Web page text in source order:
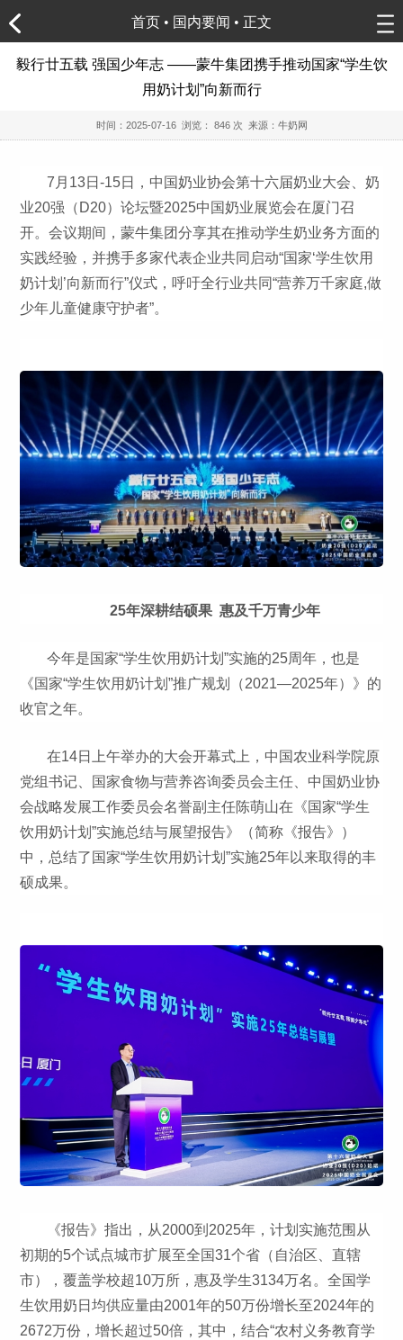
首页 • 国内要闻 • 正文
毅行廿五载 强国少年志 ——蒙牛集团携手推动国家“学生饮
用奶计划”向新而行
时间： 2025-07-16浏览： 846 次 来源：牛奶网
7月13日-15日，中国奶业协会第十六届奶业大会、奶
业20强（D20）论坛暨2025中国奶业展览会在厦门召
开。会议期间，蒙牛集团分享其在推动学生奶业务方面的
实践经验，并携手多家代表企业共同启动“国家‘学生饮用
奶计划’向新而行”仪式，呼吁全行业共同“营养万千家庭,做
少年儿童健康守护者”。
25年深耕结硕果 惠及千万青少年
今年是国家“学生饮用奶计划”实施的25周年，也是
《国家“学生饮用奶计划”推广规划（2021—2025年）》的
收官之年。
在14日上午举办的大会开幕式上，中国农业科学院原
党组书记、国家食物与营养咨询委员会主任、中国奶业协
会战略发展工作委员会名誉副主任陈萌山在《国家“学生
饮用奶计划”实施总结与展望报告》（简称《报告》）
中，总结了国家“学生饮用奶计划”实施25年以来取得的丰
硕成果。
《报告》指出，从2000到2025年，计划实施范围从
初期的5个试点城市扩展至全国31个省（自治区、直辖
市），覆盖学校超10万所，惠及学生3134万名。全国学
生饮用奶日均供应量由2001年的50万份增长至2024年的
2672万份，增长超过50倍，其中，结合“农村义务教育学